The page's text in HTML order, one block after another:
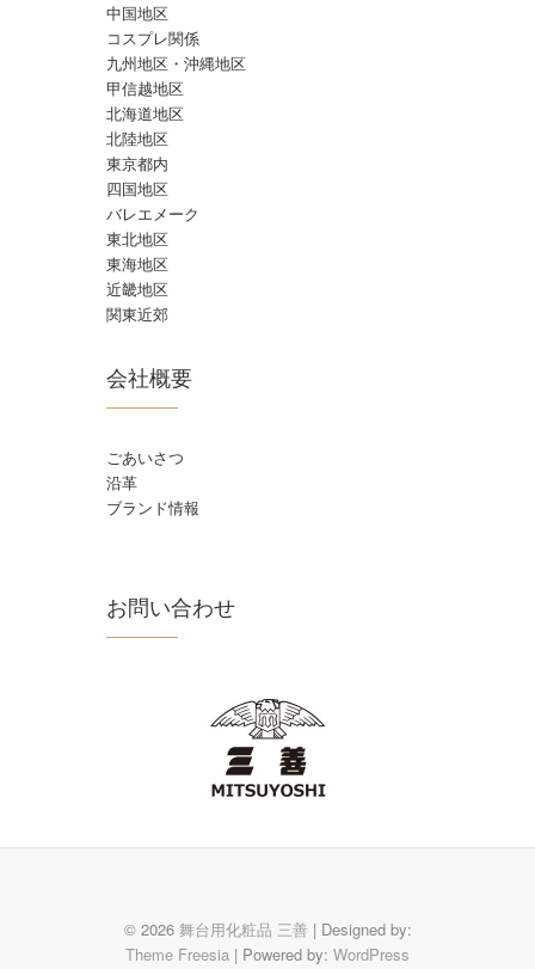
中国地区
コスプレ関係
九州地区・沖縄地区
甲信越地区
北海道地区
北陸地区
東京都内
四国地区
バレエメーク
東北地区
東海地区
近畿地区
関東近郊
会社概要
ごあいさつ
沿革
ブランド情報
お問い合わせ
© 2026 舞台用化粧品 三善| Designed by:
Theme Freesia | Powered by: WordPress